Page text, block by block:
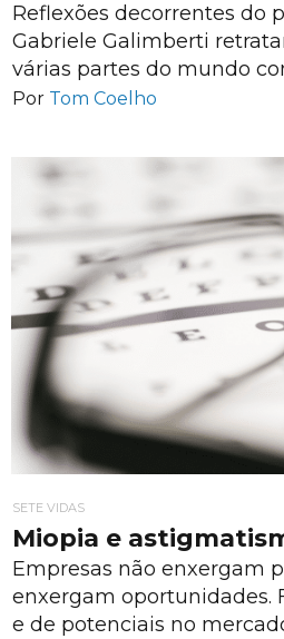
Reflexões decorrentes do
Gabriele Galimberti
várias partes do mundo
Por Tom Coelho
SETE VIDAS
Miopia e
Empresas não enxergam
enxergam oportunidades.
e de potenciais no